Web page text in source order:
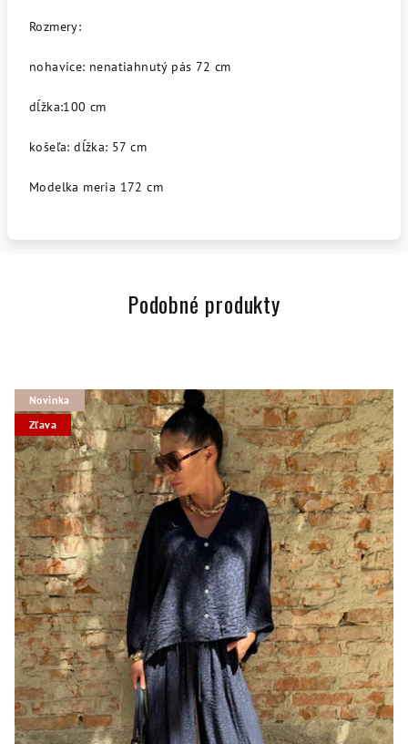
Rozmery:
nohavice: nenatiahnutý pás 72 cm
dĺžka:100 cm
košeľa: dĺžka: 57 cm
Modelka meria 172 cm
Podobné produkty
Novinka
Zľava